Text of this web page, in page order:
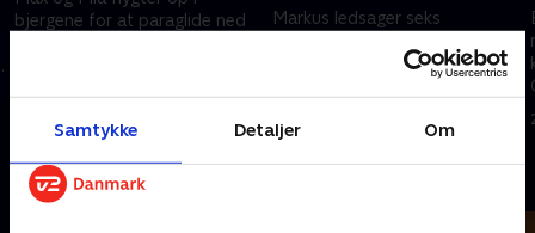
Samtykke Detaljer Om
bjergene for at paraglide ned
24. april 2024 • 43 min
Markus ledsager seks
træner Eric, der har organiseret
Andre så også